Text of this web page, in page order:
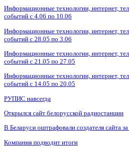
Информационные технологии, интернет,
событий с 4.06 по 10.06
Информационные технологии, интернет,
событий с 28.05 по 3.06
Информационные технологии, интернет,
событий с 21.05 по 27.05
Информационные технологии, интернет,
событий с 14.05 по 20.05
РУПИС навсегда
Открылся сайт белорусской радиостанции
В Беларуси оштрафовали создателя сайта
Компания подводит итоги